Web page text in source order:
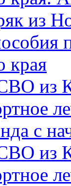
из
края
из
с
из